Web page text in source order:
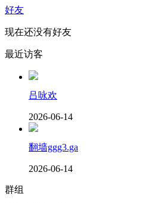
好友
现在还没有好友
最近访客
吕咏欢
2026-06-14
翻墙ggg3.ga
2026-06-14
群组